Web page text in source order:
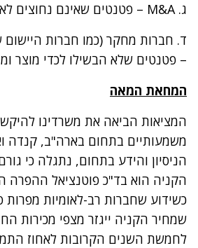
ג. M&A – פטנטים שאינם נחוצים לארגון.
ד. חברות מחקר (כמו חברות היישום
– פטנטים שלא הבשילו לכדי מוצר
המחאת המאה
המציאות הביאה את משרדינו
משמעותיים בתחום בארה"ב, קנדה
הניסיון והידע בתחום, נתגלה כי
הקניה הוא בד"כ פוטנציאל ההפרה
כשידוע שחברות רב-לאומיות מפרות
שמחיר הקניה ייגזר מצפי מכירות
לחמשת השנים הקרובות לאחוז